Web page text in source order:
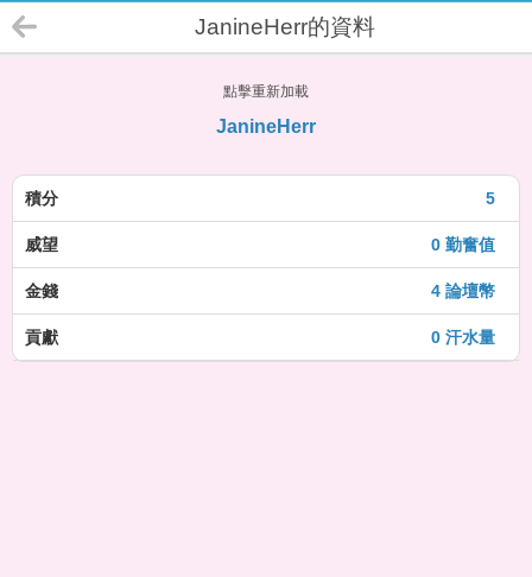
JanineHerr的資料
點擊重新加載
JanineHerr
5
積分
0 勤奮值
威望
4 論壇幣
金錢
0 汗水量
貢獻